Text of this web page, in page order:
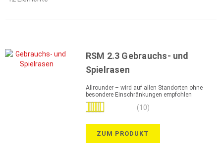
RSM 2.3 Gebrauchs- und
Spielrasen
Allrounder – wird auf allen Standorten ohne
besondere Einschränkungen empfohlen
Bewertung:
(10)
ZUM PRODUKT